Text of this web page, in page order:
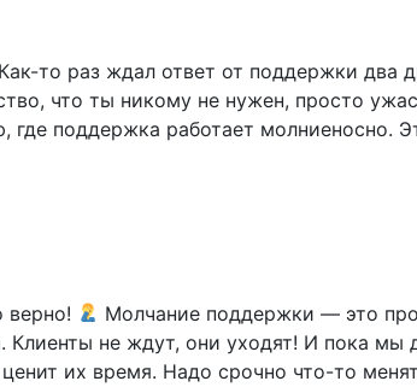
то раз ждал ответ от поддержки два
что ты никому не нужен, просто
где поддержка работает молниеносно.
верно!
Молчание поддержки — это
Клиенты не ждут, они уходят! И пока мы
их время. Надо срочно что-то